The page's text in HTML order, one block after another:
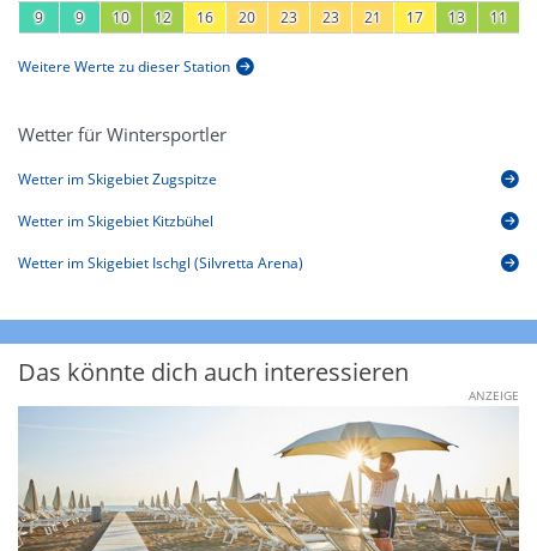
9 9 10 12 16 20 23 23 21 17 13 11
Weitere Werte zu dieser Station
Wetter für Wintersportler
Wetter im Skigebiet Zugspitze
Wetter im Skigebiet Kitzbühel
Wetter im Skigebiet Ischgl (Silvretta Arena)
Das könnte dich auch interessieren
ANZEIGE